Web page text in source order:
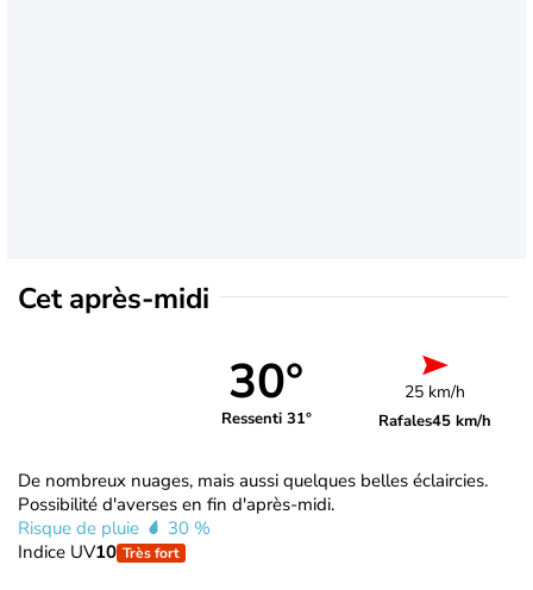
Cet après-midi
30°
Ressenti 31°
25 km/h
Rafales45 km/h
De nombreux nuages, mais aussi quelques belles éclaircies.
Possibilité d'averses en fin d'après-midi.
Risque de pluie
30 %
Indice UV10 Très fort